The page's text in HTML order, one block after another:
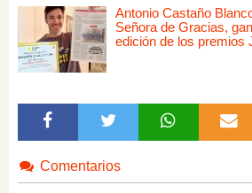
Antonio Castaño
Señora de Gracias,
edición de los premios
Comentarios